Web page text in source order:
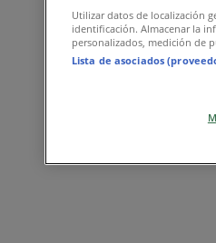
Utilizar datos de localización
identificación. Almacenar la
personalizados, medición de
Lista de asociados